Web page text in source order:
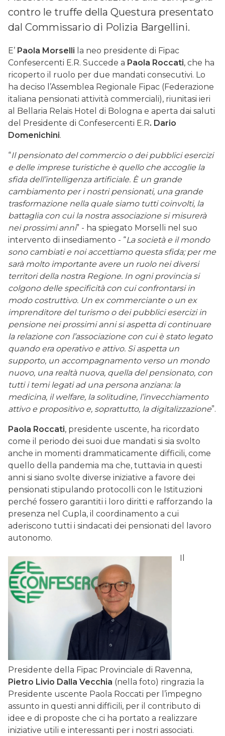
contro le truffe della Questura presentato
dal Commissario di Polizia Bargellini.
E’ Paola Morselli la neo presidente di Fipac
Confesercenti E.R. Succede a Paola Roccati, che ha
ricoperto il ruolo per due mandati consecutivi. Lo
ha deciso l’Assemblea Regionale Fipac (Federazione
italiana pensionati attività commerciali), riunitasi ieri
al Bellaria Relais Hotel di Bologna e aperta dai saluti
del Presidente di Confesercenti E.R. Dario
Domenichini.
“Il pensionato del commercio o dei pubblici esercizi
e delle imprese turistiche è quello che accoglie la
sfida dell’intelligenza artificiale. È un grande
cambiamento per i nostri pensionati, una grande
trasformazione nella quale siamo tutti coinvolti, la
battaglia con cui la nostra associazione si misurerà
nei prossimi anni” - ha spiegato Morselli nel suo
intervento di insediamento - “La società e il mondo
sono cambiati e noi accettiamo questa sfida; per me
sarà molto importante avere un ruolo nei diversi
territori della nostra Regione. In ogni provincia si
colgono delle specificità con cui confrontarsi in
modo costruttivo. Un ex commerciante o un ex
imprenditore del turismo o dei pubblici esercizi in
pensione nei prossimi anni si aspetta di continuare
la relazione con l’associazione con cui è stato legato
quando era operativo e attivo. Si aspetta un
supporto, un accompagnamento verso un mondo
nuovo, una realtà nuova, quella del pensionato, con
tutti i temi legati ad una persona anziana: la
medicina, il welfare, la solitudine, l’invecchiamento
attivo e propositivo e, soprattutto, la digitalizzazione”.
Paola Roccati, presidente uscente, ha ricordato
come il periodo dei suoi due mandati si sia svolto
anche in momenti drammaticamente difficili, come
quello della pandemia ma che, tuttavia in questi
anni si siano svolte diverse iniziative a favore dei
pensionati stipulando protocolli con le Istituzioni
perché fossero garantiti i loro diritti e rafforzando la
presenza nel Cupla, il coordinamento a cui
aderiscono tutti i sindacati dei pensionati del lavoro
autonomo.
Il
Presidente della Fipac Provinciale di Ravenna,
Pietro Livio Dalla Vecchia (nella foto) ringrazia la
Presidente uscente Paola Roccati per l’impegno
assunto in questi anni difficili, per il contributo di
idee e di proposte che ci ha portato a realizzare
iniziative utili e interessanti per i nostri associati.